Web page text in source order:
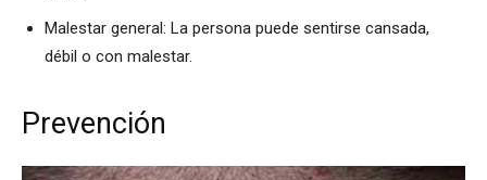
Malestar general: La persona puede sentirse cansada,
débil o con malestar.
Prevención